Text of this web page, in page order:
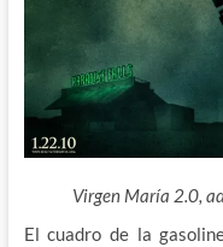
Virgen María 2.0,
El cuadro de la